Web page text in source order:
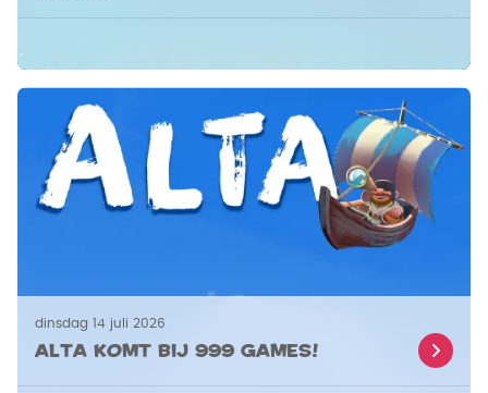
dinsdag 14 juli 2026
Alta komt bij 999 Games!